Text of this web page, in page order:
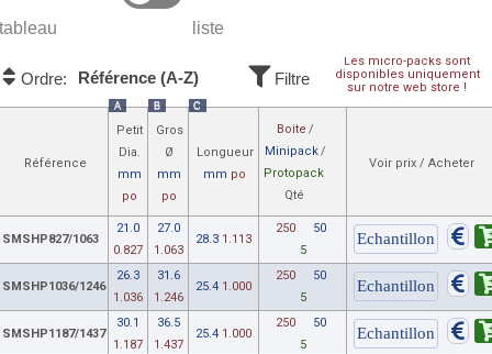
tableau liste
Les micro-packs sont
disponibles uniquement
sur notre web store !
Ordre: Référence (A-Z) Filtre
Référence
A
Petit
Dia.
mm
po
B
Gros
Ø
mm
po
C
Longueur
mm po
Boite /
Minipack/
Protopack
Qté
Voir prix / Acheter
SMSHP827/1063
21.0
0.827
27.0
1.063
28.3 1.113
250
50
5
SMSHP1036/1246
26.3
1.036
31.6
1.246
25.4 1.000
250
50
5
SMSHP1187/1437
30.1
1.187
36.5
1.437
25.4 1.000
250
50
5